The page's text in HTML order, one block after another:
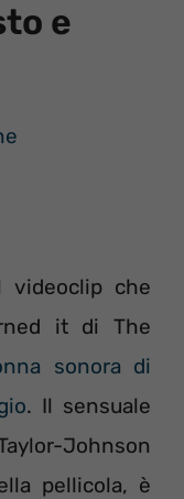
e
che
it di The
sonora di
. Il sensuale
Johnson
pellicola, è